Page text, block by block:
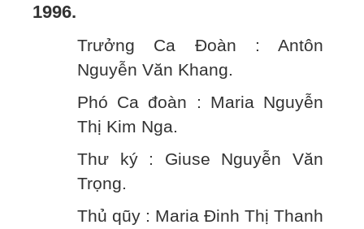
1996.
Trưởng Ca Đoàn : Antôn
Nguyễn Văn Khang.
Phó Ca đoàn : Maria Nguyễn
Thị Kim Nga.
Thư ký : Giuse Nguyễn Văn
Trọng.
Thủ qũy : Maria Đinh Thị Thanh